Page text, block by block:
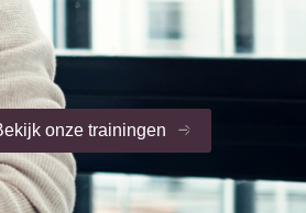
onze trainingen